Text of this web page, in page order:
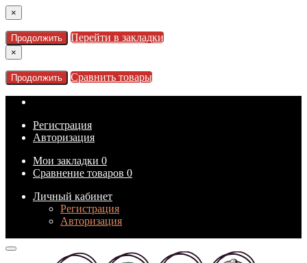
×
Продолжить Перейти в закладки
×
Продолжить Сравнить товары
Регистрация
Авторизация
Мои закладки 0
Сравнение товаров 0
Личный кабинет
Регистрация
Авторизация